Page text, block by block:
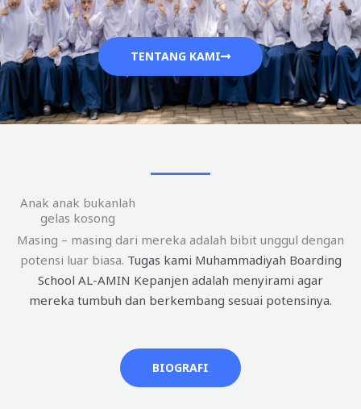
TENTANG KAMI
Anak anak bukanlah
gelas kosong
Masing – masing dari mereka adalah bibit unggul dengan
potensi luar biasa. Tugas kami Muhammadiyah Boarding
School AL-AMIN Kepanjen adalah menyirami agar
mereka tumbuh dan berkembang sesuai potensinya.
BIOGRAFI